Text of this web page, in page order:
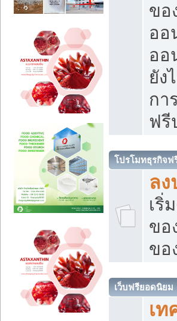
ขอ
ออ
ออ
ยัง
กา
ฟรี
โปรโมทธุรกิจฟ
ลง
เริ่
ขอ
ขอ
เว็บฟรียอดนิยม
เ